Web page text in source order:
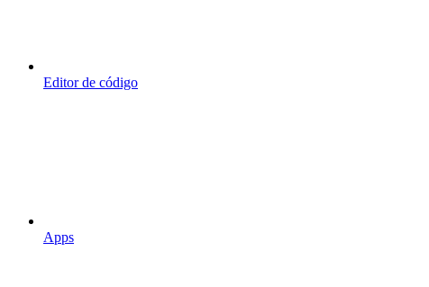
Editor de código
Apps